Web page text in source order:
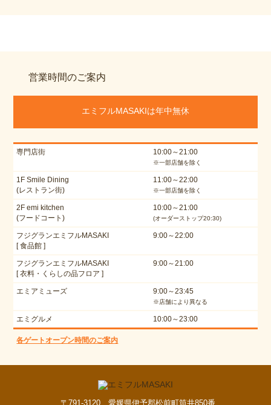
営業時間のご案内
エミフルMASAKIは年中無休
専門店街 10:00～21:00
※一部店舗を除く
1F Smile Dining
(レストラン街)
11:00～22:00
※一部店舗を除く
2F emi kitchen
(フードコート)
10:00～21:00
(オーダーストップ20:30)
フジグランエミフルMASAKI
[ 食品館 ]
9:00～22:00
フジグランエミフルMASAKI
[ 衣料・くらしの品フロア ]
9:00～21:00
エミアミューズ 9:00～23:45
※店舗により異なる
エミグルメ 10:00～23:00
各ゲートオープン時間のご案内
〒791-3120 愛媛県伊予郡松前町筒井850番